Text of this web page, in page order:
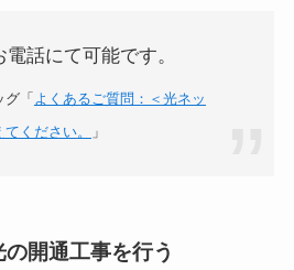
話にて可能です。
「 よくあるご質問：＜光ネッ
ください。
」
開通工事を行う